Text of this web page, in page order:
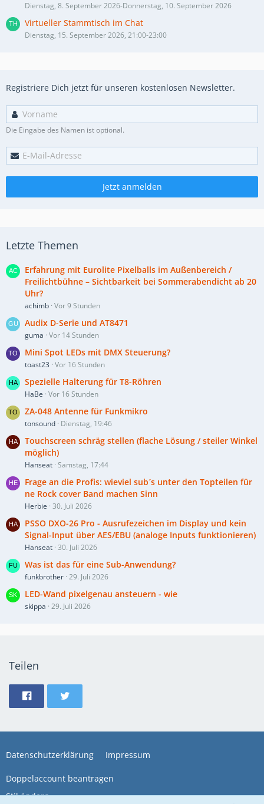
Dienstag, 8. September 2026-Donnerstag, 10. September 2026
Virtueller Stammtisch im Chat
Dienstag, 15. September 2026, 21:00-23:00
Registriere Dich jetzt für unseren kostenlosen Newsletter.
Die Eingabe des Namen ist optional.
Jetzt anmelden
Letzte Themen
Erfahrung mit Eurolite Pixelballs im Außenbereich /
Freilichtbühne – Sichtbarkeit bei Sommerabendicht ab 20
Uhr?
achimb Vor 9 Stunden
Audix D-Serie und AT8471
guma Vor 14 Stunden
Mini Spot LEDs mit DMX Steuerung?
toast23 Vor 16 Stunden
Spezielle Halterung für T8-Röhren
HaBe Vor 16 Stunden
ZA-048 Antenne für Funkmikro
tonsound Dienstag, 19:46
Touchscreen schräg stellen (flache Lösung / steiler Winkel
möglich)
Hanseat Samstag, 17:44
Frage an die Profis: wieviel sub´s unter den Topteilen für
ne Rock cover Band machen Sinn
Herbie 30. Juli 2026
PSSO DXO-26 Pro - Ausrufezeichen im Display und kein
Signal-Input über AES/EBU (analoge Inputs funktionieren)
Hanseat 30. Juli 2026
Was ist das für eine Sub-Anwendung?
funkbrother 29. Juli 2026
LED-Wand pixelgenau ansteuern - wie
skippa 29. Juli 2026
Teilen
Stil ändern
Datenschutzerklärung Impressum
Doppelaccount beantragen